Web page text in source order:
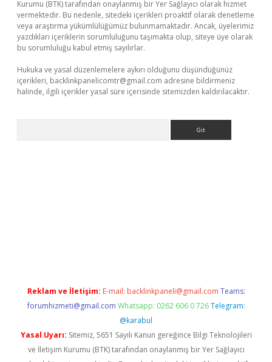
Kurumu (BTK) tarafından onaylanmış bir Yer Sağlayıcı olarak hizmet
vermektedir. Bu nedenle, sitedeki içerikleri proaktif olarak denetleme
veya araştırma yükümlülüğümüz bulunmamaktadır. Ancak, üyelerimiz
yazdıkları içeriklerin sorumluluğunu taşımakta olup, siteye üye olarak
bu sorumluluğu kabul etmiş sayılırlar.
Hukuka ve yasal düzenlemelere aykırı olduğunu düşündüğünüz
içerikleri, backlinkpanelicomtr@gmail.com adresine bildirmeniz
halinde, ilgili içerikler yasal süre içerisinde sitemizden kaldırılacaktır.
Reklam ve İletişim: E-mail: backlinkpaneli@gmail.com Teams:
forumhizmeti@gmail.com Whatsapp: 0262 606 0 726 Telegram:
@karabul
Yasal Uyarı: Sitemiz, 5651 Sayılı Kanun gereğince Bilgi Teknolojileri
ve İletişim Kurumu (BTK) tarafından onaylanmış bir Yer Sağlayıcı